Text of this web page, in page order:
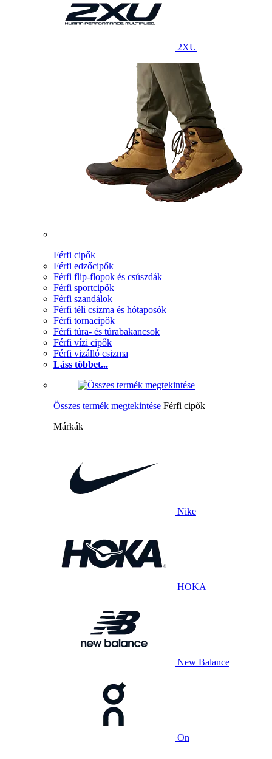
2XU
Férfi cipők
Férfi edzőcipők
Férfi flip-flopok és csúszdák
Férfi sportcipők
Férfi szandálok
Férfi téli csizma és hótaposók
Férfi tornacipők
Férfi túra- és túrabakancsok
Férfi vízi cipők
Férfi vizálló csizma
Láss többet...
Összes termék megtekintése Férfi cipők
Márkák
Nike
HOKA
New Balance
On